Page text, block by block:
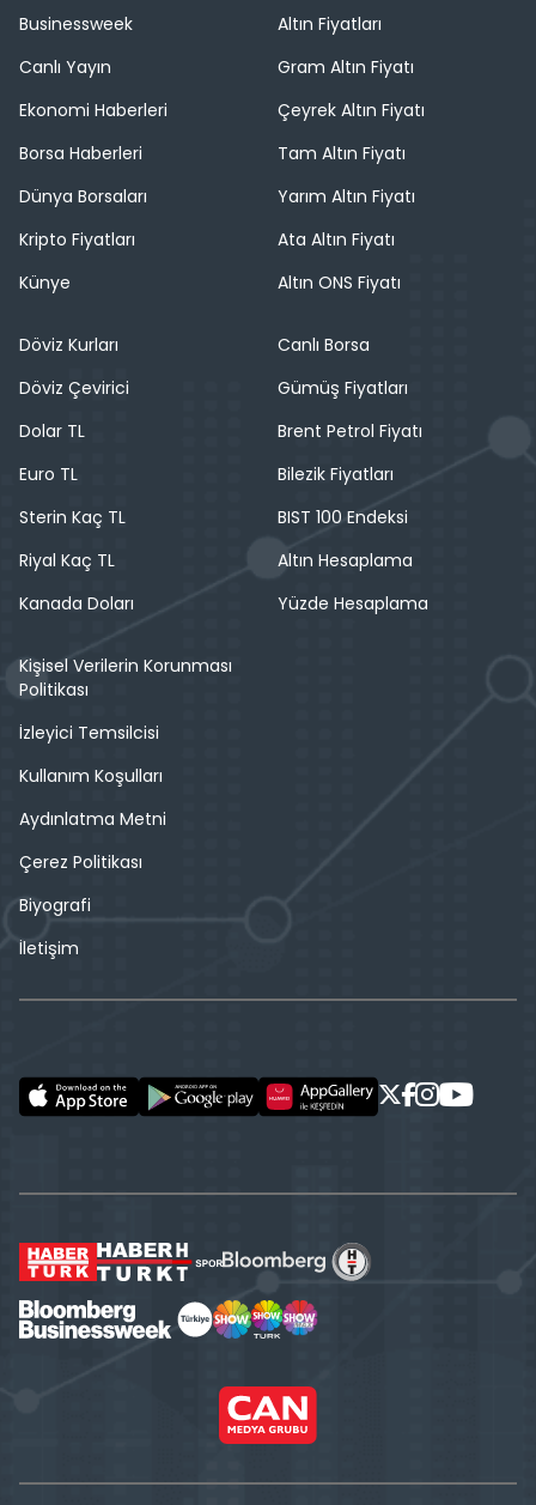
Businessweek
Canlı Yayın
Ekonomi Haberleri
Borsa Haberleri
Dünya Borsaları
Kripto Fiyatları
Künye
Altın Fiyatları
Gram Altın Fiyatı
Çeyrek Altın Fiyatı
Tam Altın Fiyatı
Yarım Altın Fiyatı
Ata Altın Fiyatı
Altın ONS Fiyatı
Döviz Kurları
Döviz Çevirici
Dolar TL
Euro TL
Sterin Kaç TL
Riyal Kaç TL
Kanada Doları
Canlı Borsa
Gümüş Fiyatları
Brent Petrol Fiyatı
Bilezik Fiyatları
BIST 100 Endeksi
Altın Hesaplama
Yüzde Hesaplama
Kişisel Verilerin Korunması
Politikası
İzleyici Temsilcisi
Kullanım Koşulları
Aydınlatma Metni
Çerez Politikası
Biyografi
İletişim